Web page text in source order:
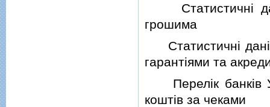
Статистичнi данi
грошима
Статистичнi данi
гарантiями та
Перелiк банкiв
коштiв за чеками